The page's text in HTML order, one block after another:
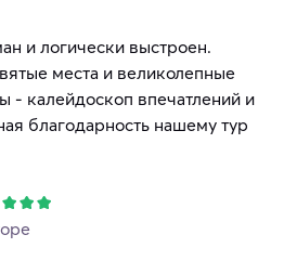
и логически выстроен.
места и великолепные
- калейдоскоп впечатлений и
благодарность нашему тур